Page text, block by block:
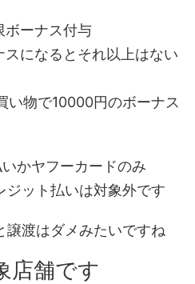
ボーナス付与
になるとそれ以上はない
物で10000円のボーナス
かヤフーカードのみ
ジット払いは対象外です
譲渡はダメみたいですね
店舗です